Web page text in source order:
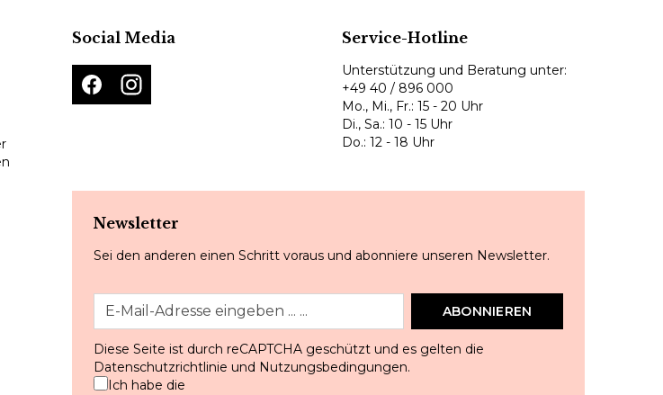
Social Media Service-Hotline
Unterstützung und Beratung unter:
+49 40 / 896 000
Mo., Mi., Fr.: 15 - 20 Uhr
Di., Sa.: 10 - 15 Uhr
Do.: 12 - 18 Uhr
Newsletter
Sei den anderen einen Schritt voraus und abonniere unseren Newsletter.
ABONNIEREN
Diese Seite ist durch reCAPTCHA geschützt und es gelten die
Datenschutzrichtlinie und Nutzungsbedingungen.
Ich habe die